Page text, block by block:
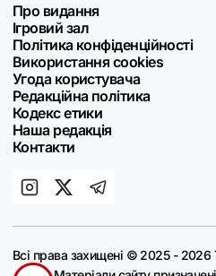
Про видання
Ігровий зал
Політика конфіденційності
Використання cookies
Угода користувача
Редакційна політика
Кодекс етики
Наша редакція
Контакти
Всі права захищені © 2025 -